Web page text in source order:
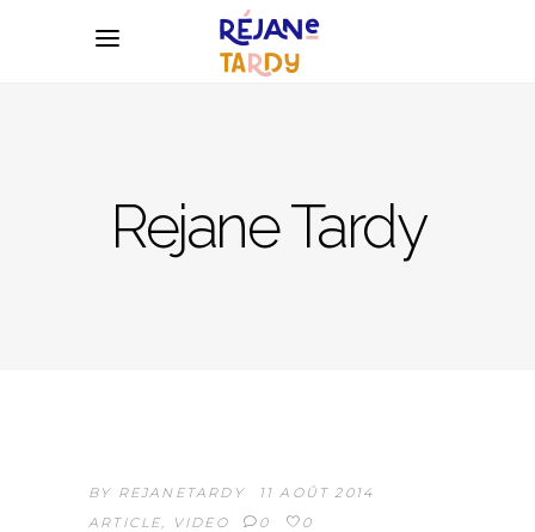
Rejane Tardy
BY REJANETARDY
11 AOÛT 2014
ARTICLE, VIDEO 0 0